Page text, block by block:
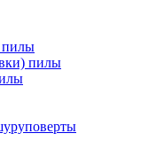
пилы
пилы